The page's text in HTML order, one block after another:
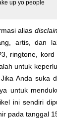
up yo people
alias
artis, dan
ringtone,
untuk
Anda suka
untuk
ini sendiri
pada tanggal